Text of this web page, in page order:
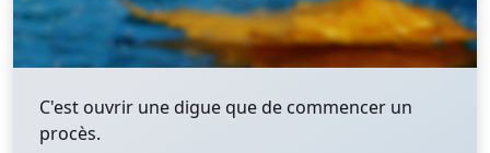
C'est ouvrir une digue que de commencer un
procès.